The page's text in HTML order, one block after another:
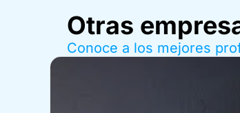
Otras
Conoce a los mejores